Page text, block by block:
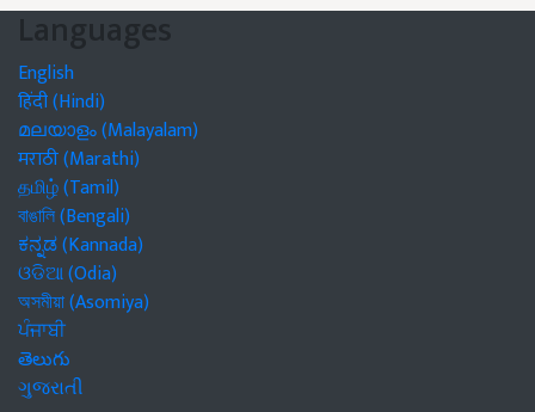
Languages
English
हिंदी (Hindi)
മലയാളം (Malayalam)
मराठी (Marathi)
தமிழ் (Tamil)
বাঙালি (Bengali)
ಕನ್ನಡ (Kannada)
ଓଡିଆ (Odia)
অসমীয়া (Asomiya)
ਪੰਜਾਬੀ
తెలుగు
ગુજરાતી